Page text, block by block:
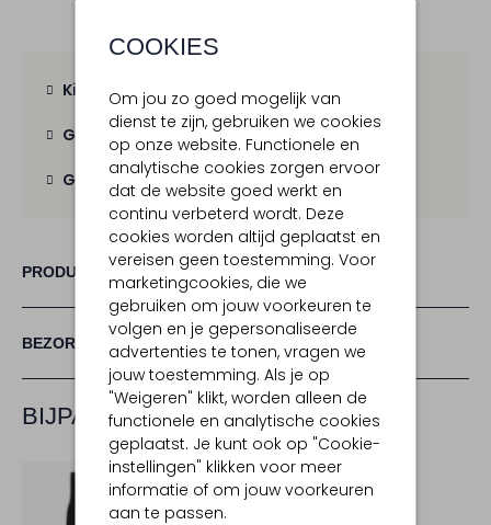
COOKIES
Om jou zo goed mogelijk van
dienst te zijn, gebruiken we cookies
op onze website. Functionele en
analytische cookies zorgen ervoor
dat de website goed werkt en
continu verbeterd wordt. Deze
cookies worden altijd geplaatst en
vereisen geen toestemming. Voor
marketingcookies, die we
gebruiken om jouw voorkeuren te
volgen en je gepersonaliseerde
advertenties te tonen, vragen we
jouw toestemming. Als je op
"Weigeren" klikt, worden alleen de
functionele en analytische cookies
geplaatst. Je kunt ook op "Cookie-
instellingen" klikken voor meer
informatie of om jouw voorkeuren
aan te passen.
Kies zelf je bezorgmoment
Gratis verzending vanaf € 100,-
Gratis retourbinnen 30 dagen
PRODUCT INFORMATIE
BEZORGEN & RETOURNEREN
BIJPASSENDE PRODUCTEN